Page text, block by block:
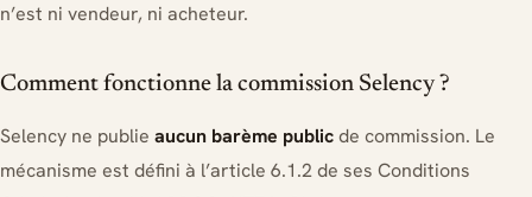
n’est ni vendeur, ni acheteur.
Comment fonctionne la commission Selency ?
Selency ne publie aucun barème publicde commission. Le
mécanisme est défini à l’article 6.1.2 de ses Conditions